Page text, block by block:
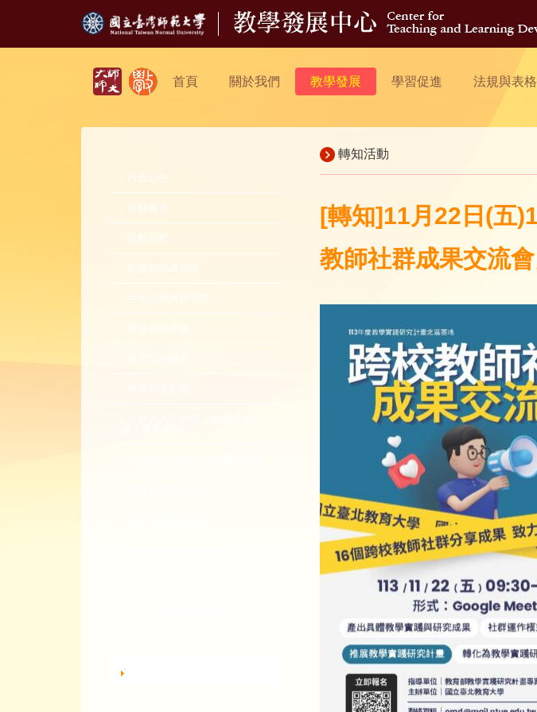
首頁 關於我們 教學發展 學習促進 法規與表格
行政公告
活動報名
活動花絮
新進教師研習營
中生代教師研習營
轉知活動
[轉知]11月22日(五
教師社群成果交流會